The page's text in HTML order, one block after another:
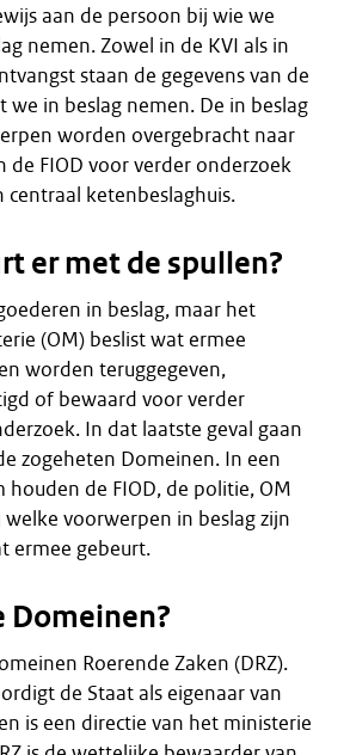
aan de persoon bij wie we
nemen. Zowel in de KVI als in
staan de gegevens van de
we in beslag nemen. De in beslag
worden overgebracht naar
de FIOD voor verder onderzoek
centraal ketenbeslaghuis.
er met de spullen?
in beslag, maar het
(OM) beslist wat ermee
worden teruggegeven,
of bewaard voor verder
In dat laatste geval gaan
zogeheten Domeinen. In een
houden de FIOD, de politie, OM
voorwerpen in beslag zijn
ermee gebeurt.
Domeinen?
Roerende Zaken (DRZ).
de Staat als eigenaar van
is een directie van het ministerie